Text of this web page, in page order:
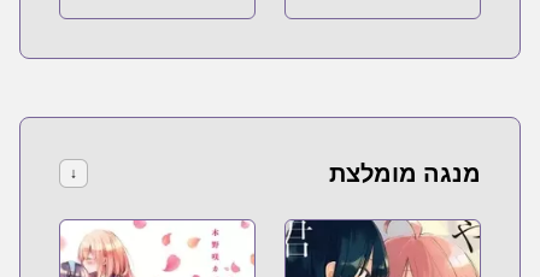
מנגה מומלצת ↓